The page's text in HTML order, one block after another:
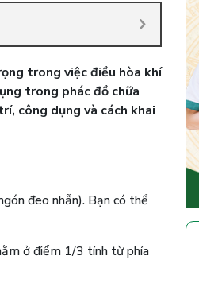
trong việc điều hòa khí
trong phác đồ chữa
công dụng và cách khai
đeo nhẫn). Bạn có thể
ở điểm 1/3 tính từ phía